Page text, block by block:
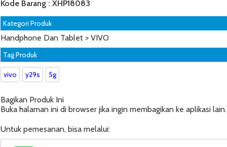
Kode Barang : XHP18083
Kategori Produk
Handphone Dan Tablet > VIVO
Tag Produk
vivo y29s 5g
Bagikan Produk Ini
Buka halaman ini di browser jika ingin membagikan ke aplikasi lain.
Untuk pemesanan, bisa melalui: